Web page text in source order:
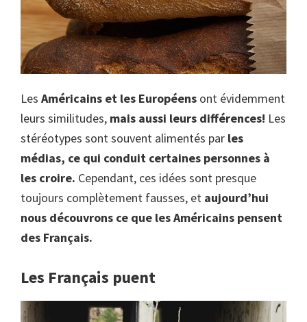
Les Américains et les Européens ont évidemment
leurs similitudes, mais aussi leurs différences! Les
stéréotypes sont souvent alimentés par les
médias, ce qui conduit certaines personnes à
les croire. Cependant, ces idées sont presque
toujours complètement fausses, et aujourd’hui
nous découvrons ce que les Américains pensent
des Français.
Les Français puent